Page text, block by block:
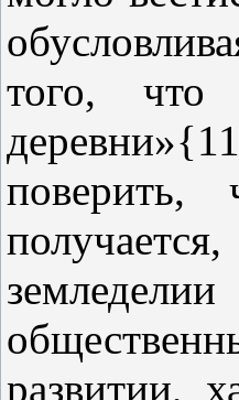
того, что
развитии,